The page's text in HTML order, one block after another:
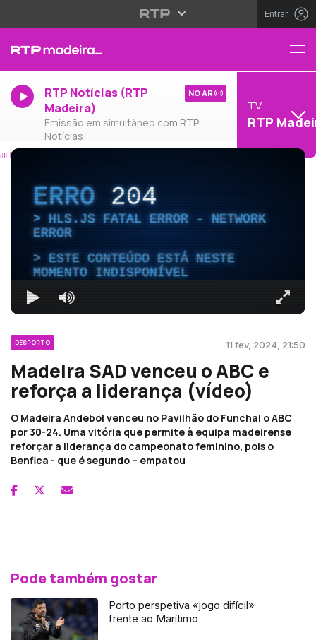
Entrar
RTP Notícias (RTP
Madeira)
Emissão em simultâneo com RTP
Notícias
NO AR
TV
RTP
ERRO204
HLS.JS FATAL ERROR - NETWORK
ERROR
ESTE CONTEÚDO ESTÁ NESTE
MOMENTO INDISPONÍVEL
DESPORTO 11 fev, 2024, 21:50
Madeira SAD venceu o ABC e
reforça a liderança (vídeo)
O Madeira Andebol venceu no Pavilhão do Funchal o ABC
por 30-24. Uma vitória que permite à equipa madeirense
reforçar a liderança do campeonato feminino, pois o
Benfica - que é segundo – empatou
Pode também gostar
Porto perspetiva «jogo difícil»
frente ao Marítimo